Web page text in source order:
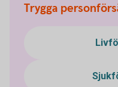
Trygga